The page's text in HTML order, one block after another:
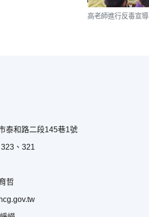
高老師進行反毒宣導
泰和路二段145巷1號
、321
哲